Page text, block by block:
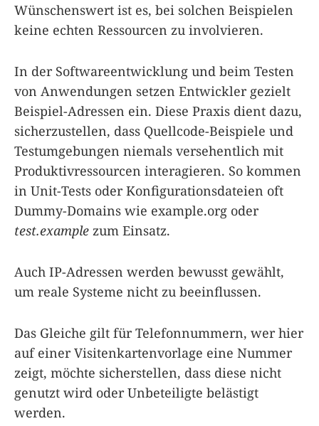
Wünschenswert ist es, bei solchen Beispielen
keine echten Ressourcen zu involvieren.
In der Softwareentwicklung und beim Testen
von Anwendungen setzen Entwickler gezielt
Beispiel-Adressen ein. Diese Praxis dient dazu,
sicherzustellen, dass Quellcode-Beispiele und
Testumgebungen niemals versehentlich mit
Produktivressourcen interagieren. So kommen
in Unit-Tests oder Konfigurationsdateien oft
Dummy-Domains wie example.org oder
test.example zum Einsatz.
Auch IP-Adressen werden bewusst gewählt,
um reale Systeme nicht zu beeinflussen.
Das Gleiche gilt für Telefonnummern, wer hier
auf einer Visitenkartenvorlage eine Nummer
zeigt, möchte sicherstellen, dass diese nicht
genutzt wird oder Unbeteiligte belästigt
werden.